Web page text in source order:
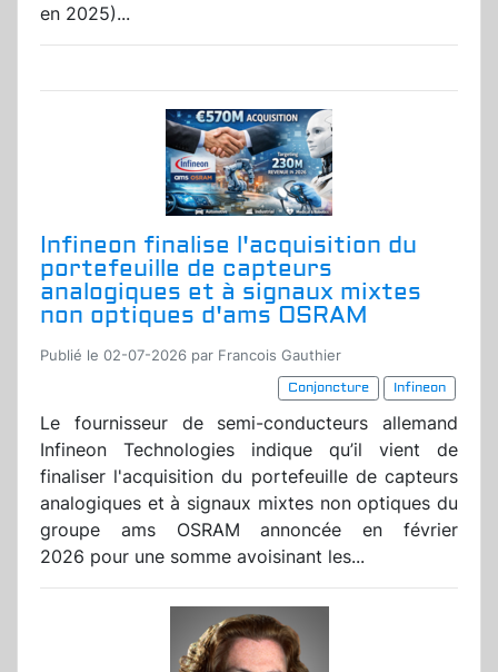
en 2025)...
Infineon finalise l'acquisition du
portefeuille de capteurs
analogiques et à signaux mixtes
non optiques d'ams OSRAM
Publié le 02-07-2026 par Francois Gauthier
Conjoncture
Infineon
Le fournisseur de semi-conducteurs allemand
Infineon Technologies indique qu’il vient de
finaliser l'acquisition du portefeuille de capteurs
analogiques et à signaux mixtes non optiques du
groupe ams OSRAM annoncée en février
2026 pour une somme avoisinant les...